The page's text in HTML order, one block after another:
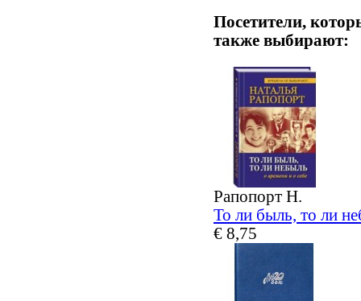
Посетители,
также выбирают:
Рапопорт Н.
То ли быль, то ли
€ 8,75